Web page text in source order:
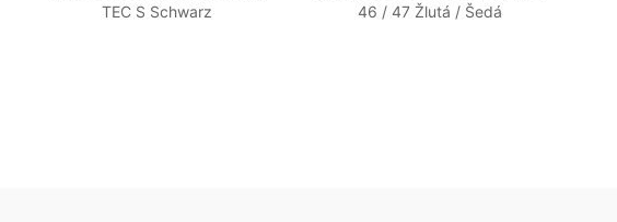
TEC S Schwarz
46 / 47 Žlutá / Šedá